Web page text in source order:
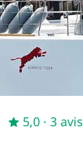
5,0 · 3 avis